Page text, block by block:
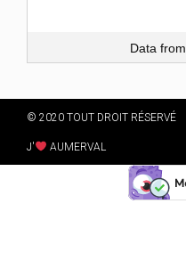
Data from
© 2020 TOUT DROIT RÉSERVÉ
J' AUMERVAL